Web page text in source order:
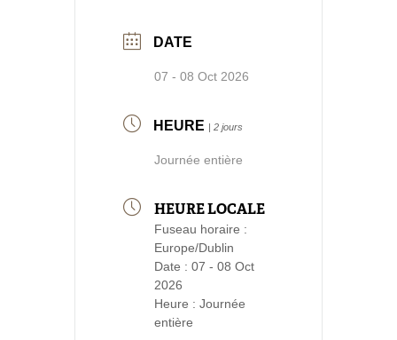
DATE
07 - 08 Oct 2026
HEURE | 2 jours
Journée entière
HEURE LOCALE
Fuseau horaire :
Europe/Dublin
Date : 07 - 08 Oct
2026
Heure : Journée
entière